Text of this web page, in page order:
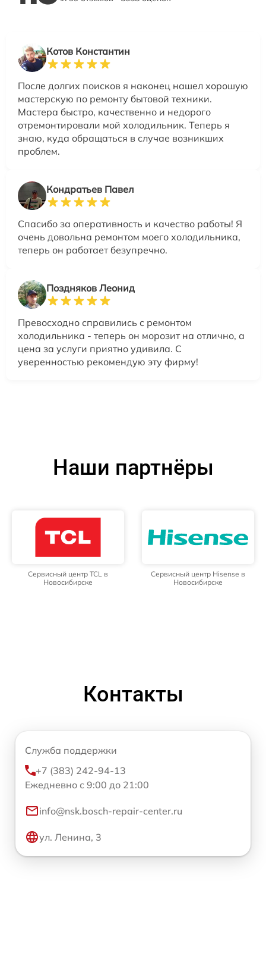
Котов Константин
После долгих поисков я наконец нашел хорошую
мастерскую по ремонту бытовой техники.
Мастера быстро, качественно и недорого
отремонтировали мой холодильник. Теперь я
знаю, куда обращаться в случае возникших
проблем.
Кондратьев Павел
Спасибо за оперативность и качество работы! Я
очень довольна ремонтом моего холодильника,
теперь он работает безупречно.
Поздняков Леонид
Превосходно справились с ремонтом
холодильника - теперь он морозит на отлично, а
цена за услуги приятно удивила. С
уверенностью рекомендую эту фирму!
Наши партнёры
Сервисный центр TCL в
Новосибирске
Сервисный центр Hisense в
Новосибирске
Контакты
Служба поддержки
+7 (383) 242-94-13
Ежедневно с 9:00 до 21:00
info@nsk.bosch-repair-center.ru
ул. Ленина, 3